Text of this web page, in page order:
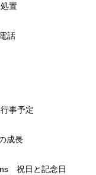
置
話
事予定
成長
祝日と記念日